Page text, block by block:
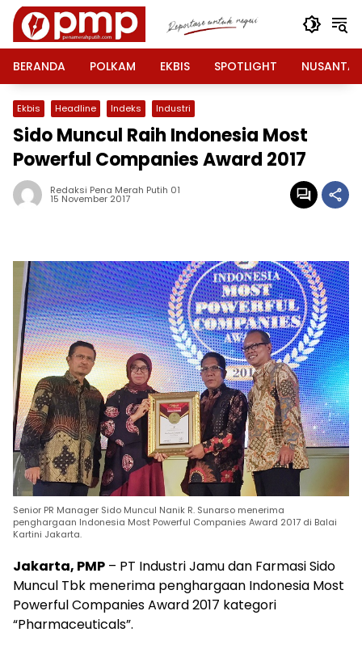
Langsung
konten
BERANDA
POLKAM EKBIS SPOTLIGHT
Ekbis Headline Indeks Industri
Sido Muncul Raih Indonesia Most
Powerful Companies Award 2017
Redaksi Pena Merah Putih 01
15 November 2017
Senior PR Manager Sido Muncul Nanik R. Sunarso menerima
penghargaan Indonesia Most Powerful Companies Award 2017 di Balai
Kartini Jakarta.
Jakarta, PMP – PT Industri Jamu dan Farmasi Sido
Muncul Tbk menerima penghargaan Indonesia Most
Powerful Companies Award 2017 kategori
“Pharmaceuticals”.